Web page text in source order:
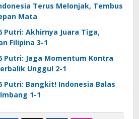
Terus Melonjak, Tembus
Mata
Putri: Akhirnya Juara Tiga,
Filipina 3-1
Putri: Jaga Momentum Kontra
Unggul 2-1
Putri: Bangkit! Indonesia Balas
1-1